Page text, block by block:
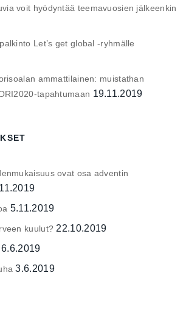
voit hyödyntää teemavuosien jälkeenkin
Let’s get global -ryhmälle
ammattilainen: muistathan
tapahtumaan 19.11.2019
ovat osa adventin
5.11.2019
kuulut? 22.10.2019
6.6.2019
3.6.2019